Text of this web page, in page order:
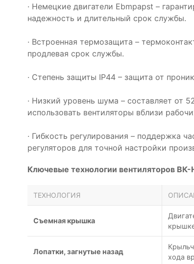
· Немецкие двигатели Ebmpapst –
надежность и длительный срок службы.
· Встроенная термозащита –
продлевая срок службы.
· Степень защиты IP44 – защита от
· Низкий уровень шума – составляет от
использовать вентиляторы вблизи
· Гибкость регулирования – поддержка
регуляторов для точной настройки
Ключевые технологии вентиляторов ВК-
ТЕХНОЛОГИЯ
Съемная крышка
Лопатки, загнутые назад
хода